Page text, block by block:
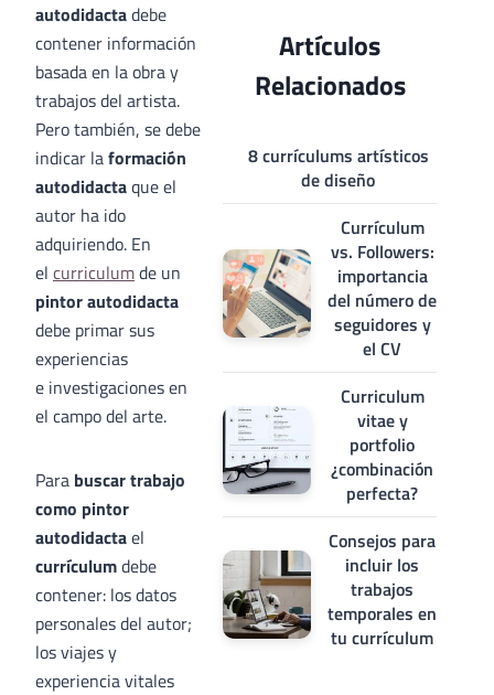
autodidactadebe
contener información
basada en la obra y
trabajos del artista.
Pero también, se debe
indicar laformación
autodidactaque el
autor ha ido
adquiriendo. En
el curriculumde un
pintor autodidacta
debe primar sus
experiencias
e investigaciones en
el campo del arte.
Para buscar trabajo
como pintor
autodidactael
currículumdebe
contener: los datos
personales del autor;
los viajes y
experiencia vitales
Artículos
Relacionados
8 currículums artísticos
de diseño
Currículum
vs. Followers:
importancia
del número de
seguidores y
el CV
Curriculum
vitae y
portfolio
¿combinación
perfecta?
Consejos para
incluir los
trabajos
temporales en
tu currículum